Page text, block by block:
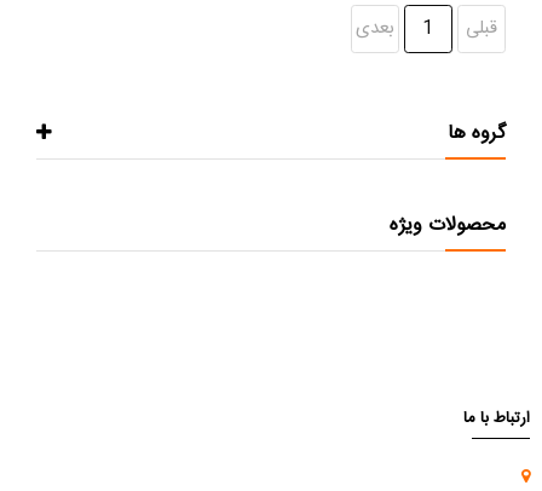
قبلی 1 بعدی
گروه ها
محصولات ویژه
ارتباط با ما